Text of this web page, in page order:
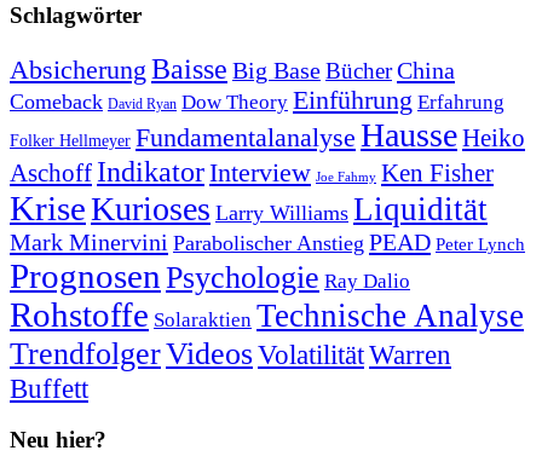
Schlagwörter
Absicherung Baisse Big BaseBücherChina
Comeback David Ryan Dow Theory Einführung Erfahrung
Folker Hellmeyer Fundamentalanalyse HausseHeiko
Aschoff IndikatorInterview Joe Fahmy Ken Fisher
KriseKurioses Larry Williams Liquidität
Mark Minervini Parabolischer Anstieg PEAD Peter Lynch
Prognosen Psychologie Ray Dalio
Rohstoffe Solaraktien Technische Analyse
TrendfolgerVideosVolatilitätWarren
Buffett
Neu hier?